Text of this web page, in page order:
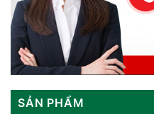
SẢN PHẨM